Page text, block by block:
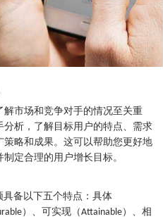
市场和竞争对手的情况至关重
析，了解目标用户的特点、需求
略和成果。这可以帮助您更好地
定合理的用户增长目标。
具备以下五个特点：具体
）、可实现（Attainable）、相